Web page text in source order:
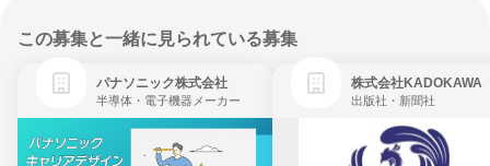
この募集と一緒に見られている募集
パナソニック株式会社
半導体・電子機器メーカー
株式会社KADOKAWA
出版社・新聞社